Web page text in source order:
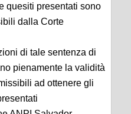
quesiti presentati sono
dalla Corte
di tale sentenza di
pienamente la validità
ad ottenere gli